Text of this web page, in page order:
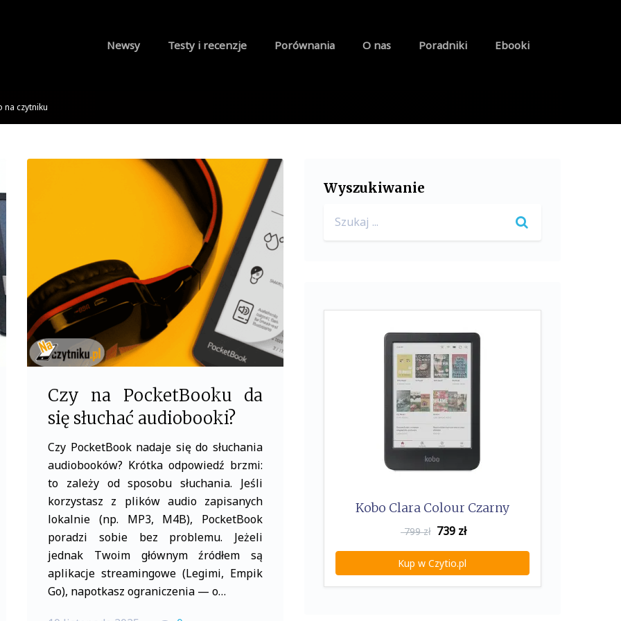
Newsy Testy i recenzje Porównania O nas Poradniki Ebooki
na czytniku
Czy na PocketBooku da
się słuchać audiobooki?
Czy PocketBook nadaje się do słuchania
audiobooków? Krótka odpowiedź brzmi:
to zależy od sposobu słuchania. Jeśli
korzystasz z plików audio zapisanych
lokalnie (np. MP3, M4B), PocketBook
poradzi sobie bez problemu. Jeżeli
jednak Twoim głównym źródłem są
aplikacje streamingowe (Legimi, Empik
Go), napotkasz ograniczenia — o…
Wyszukiwanie
for:
Kobo Clara Colour Czarny
799 zł 739zł
Kup w Czytio.pl